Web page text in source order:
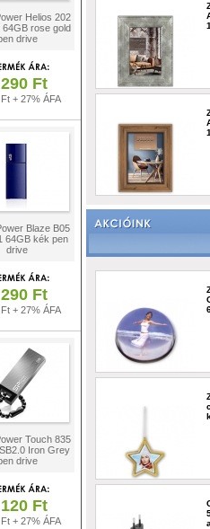
Helios 202
64GB rose gold
drive
Ft
+ 27% ÁFA
Blaze B05
64GB kék pen
drive
Ft
+ 27% ÁFA
Touch 835
Iron Grey
drive
Ft
+ 27% ÁFA